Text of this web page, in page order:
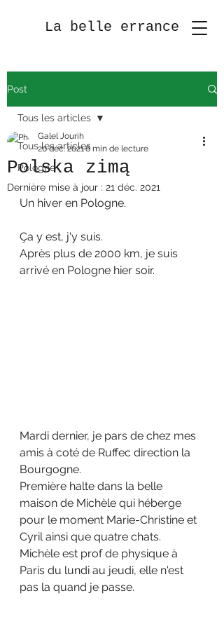
La belle errance
Post
Tous les articles
Pologne
Tous les articles
Polska zimą
Galel Jourih
20 déc. 20216 min de lecture
Dernière mise à jour : 21 déc. 2021
Un hiver en Pologne.
Ça y est, j'y suis.
Après plus de 2000 km, je suis
arrivé en Pologne hier soir.
Mardi dernier, je pars de chez mes
amis à coté de Ruffec direction la
Bourgogne.
Première halte dans la belle
maison de Michèle qui héberge
pour le moment Marie-Christine et
Cyril ainsi que quatre chats.
Michèle est prof de physique à
Paris du lundi au jeudi, elle n'est
pas la quand je passe.